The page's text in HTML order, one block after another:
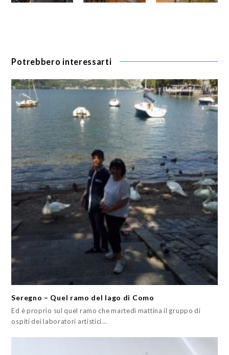
Potrebbero interessarti
Seregno – Quel ramo del lago di Como
Ed è proprio sul quel ramo che martedì mattina il gruppo di
ospiti dei laboratori artistici…